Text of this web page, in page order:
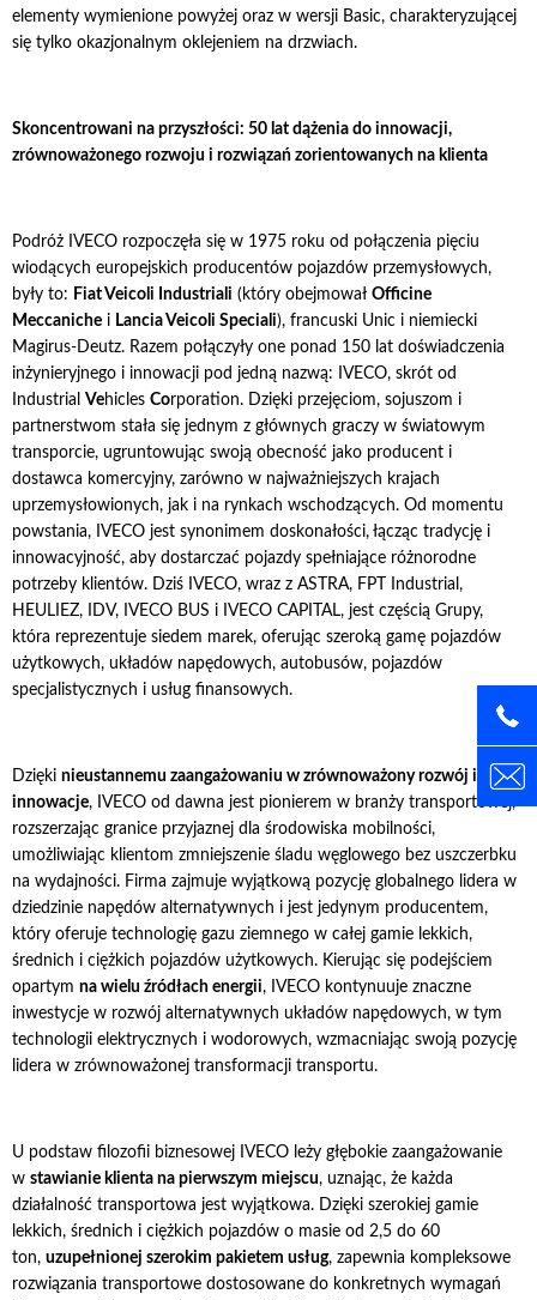
elementy wymienione powyżej oraz w wersji Basic, charakteryzującej
się tylko okazjonalnym oklejeniem na drzwiach.
Skoncentrowani na przyszłości: 50 lat dążenia do innowacji,
zrównoważonego rozwoju i rozwiązań zorientowanych na klienta
Podróż IVECO rozpoczęła się w 1975 roku od połączenia pięciu
wiodących europejskich producentów pojazdów przemysłowych,
były to: Fiat Veicoli Industriali (który obejmował Officine
Meccaniche i Lancia Veicoli Speciali), francuski Unic i niemiecki
Magirus-Deutz. Razem połączyły one ponad 150 lat doświadczenia
inżynieryjnego i innowacji pod jedną nazwą: IVECO, skrót od
Industrial Vehicles Corporation. Dzięki przejęciom, sojuszom i
partnerstwom stała się jednym z głównych graczy w światowym
transporcie, ugruntowując swoją obecność jako producent i
dostawca komercyjny, zarówno w najważniejszych krajach
uprzemysłowionych, jak i na rynkach wschodzących. Od momentu
powstania, IVECO jest synonimem doskonałości, łącząc tradycję i
innowacyjność, aby dostarczać pojazdy spełniające różnorodne
potrzeby klientów. Dziś IVECO, wraz z ASTRA, FPT Industrial,
HEULIEZ, IDV, IVECO BUS i IVECO CAPITAL, jest częścią Grupy,
która reprezentuje siedem marek, oferując szeroką gamę pojazdów
użytkowych, układów napędowych, autobusów, pojazdów
specjalistycznych i usług finansowych.
Dzięki nieustannemu zaangażowaniu w zrównoważony rozwój i
innowacje, IVECO od dawna jest pionierem w branży transportowej,
rozszerzając granice przyjaznej dla środowiska mobilności,
umożliwiając klientom zmniejszenie śladu węglowego bez uszczerbku
na wydajności. Firma zajmuje wyjątkową pozycję globalnego lidera w
dziedzinie napędów alternatywnych i jest jedynym producentem,
który oferuje technologię gazu ziemnego w całej gamie lekkich,
średnich i ciężkich pojazdów użytkowych. Kierując się podejściem
opartym na wielu źródłach energii, IVECO kontynuuje znaczne
inwestycje w rozwój alternatywnych układów napędowych, w tym
technologii elektrycznych i wodorowych, wzmacniając swoją pozycję
lidera w zrównoważonej transformacji transportu.
U podstaw filozofii biznesowej IVECO leży głębokie zaangażowanie
w stawianie klienta na pierwszym miejscu, uznając, że każda
działalność transportowa jest wyjątkowa. Dzięki szerokiej gamie
lekkich, średnich i ciężkich pojazdów o masie od 2,5 do 60
ton, uzupełnionej szerokim pakietem usług, zapewnia kompleksowe
rozwiązania transportowe dostosowane do konkretnych wymagań